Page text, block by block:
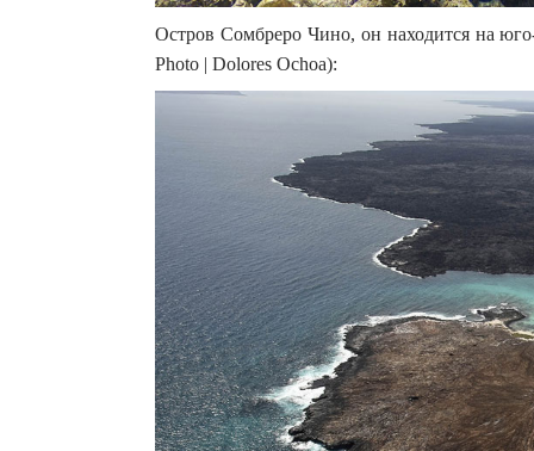
Остров Сомбреро Чино, он находится на
Photo | Dolores Ochoa):